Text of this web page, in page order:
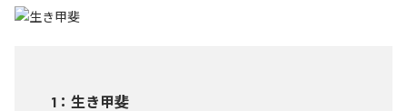
1 ： 生き甲斐